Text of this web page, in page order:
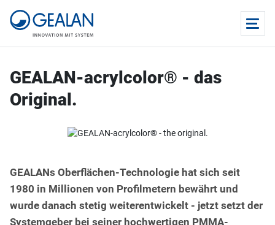
GEALAN-acrylcolor® - das
Original.
GEALANs Oberflächen-Technologie hat sich seit
1980 in Millionen von Profilmetern bewährt und
wurde danach stetig weiterentwickelt - jetzt setzt der
Systemgeber bei seiner hochwertigen PMMA-